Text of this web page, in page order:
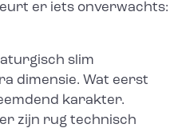
er iets onverwachts:
slim
dimensie. Wat eerst
karakter.
zijn rug technisch